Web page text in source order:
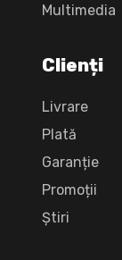
Multimedia
Clienți
Livrare
Plată
Garanție
Promoții
Știri